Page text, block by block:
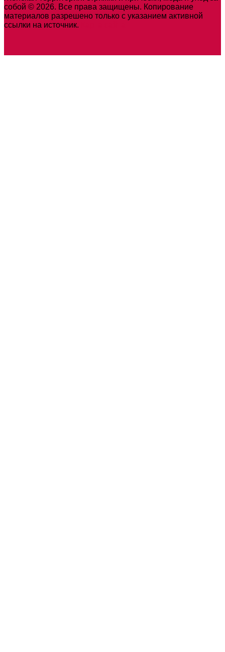
собой © 2026. Все права защищены. Копирование
материалов разрешено только с указанием активной
ссылки на источник.